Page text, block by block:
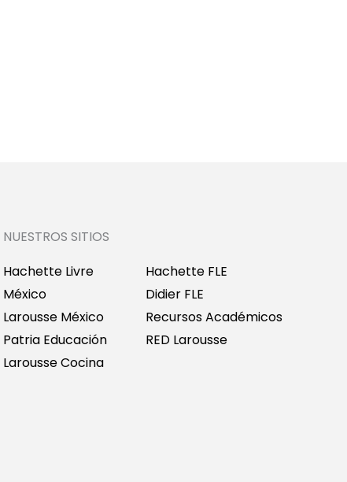
NUESTROS SITIOS
Hachette Livre
México
Larousse México
Patria Educación
Larousse Cocina
Hachette FLE
Didier FLE
Recursos Académicos
RED Larousse